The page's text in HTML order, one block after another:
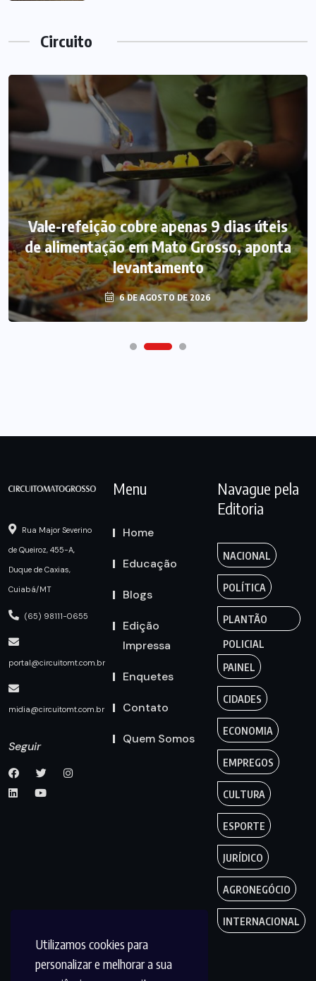
Utilizamos cookies para
personalizar e melhorar a sua
Circuito
Vale-refeição cobre apenas 9 dias úteis
de alimentação em Mato Grosso, aponta
levantamento
6 DE AGOSTO DE 2026
Rua Major Severino
de Queiroz, 455-A,
Duque de Caxias,
Cuiabá/MT
(65) 98111-0655
portal@circuitomt.com.br
midia@circuitomt.com.br
Seguir
Menu
Home
Educação
Blogs
Edição
Impressa
Enquetes
Contato
Quem Somos
Navague pela
Editoria
NACIONAL
POLÍTICA
PLANTÃO
POLICIAL
PAINEL
CIDADES
ECONOMIA
EMPREGOS
CULTURA
ESPORTE
JURÍDICO
AGRONEGÓCIO
INTERNACIONAL